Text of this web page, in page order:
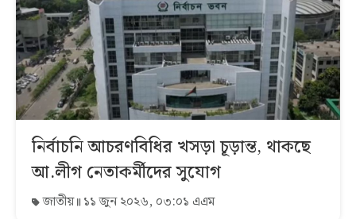
নির্বাচনি আচরণবিধির খসড়া চূড়ান্ত, থাকছে
আ.লীগ নেতাকর্মীদের সুযোগ
জাতীয় ১১ জুন ২০২৬, ০৩:০১ এএম